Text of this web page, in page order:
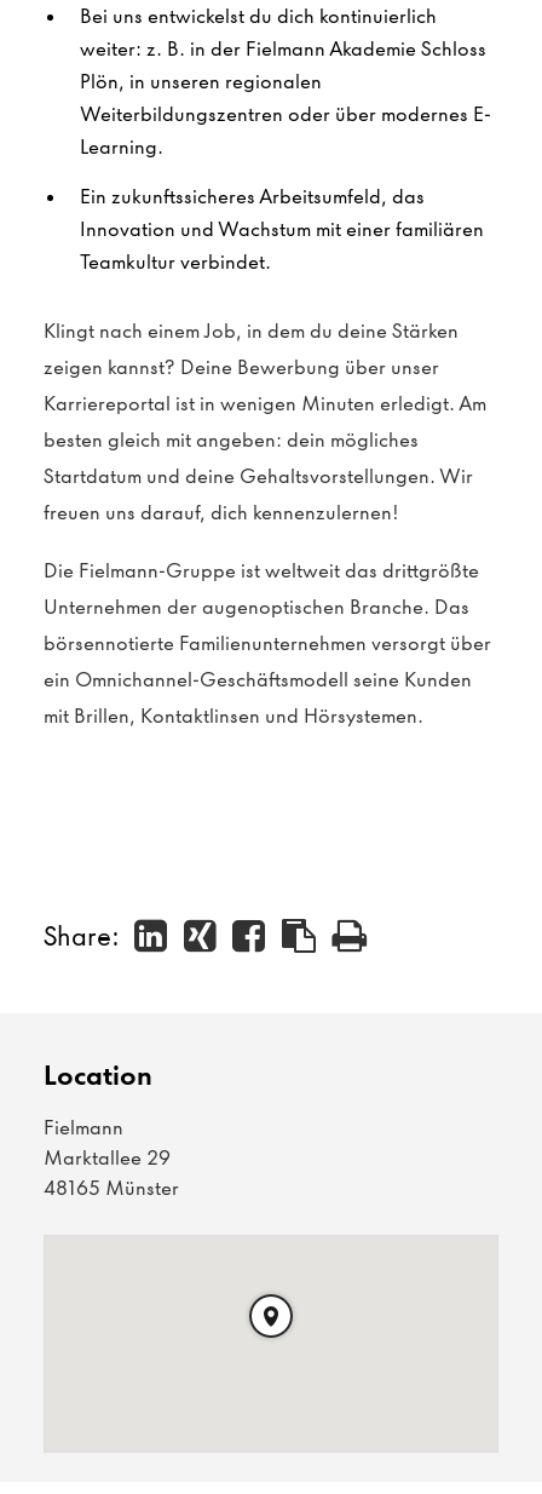
Bei uns entwickelst du dich kontinuierlich
weiter: z. B. in der Fielmann Akademie Schloss
Plön, in unseren regionalen
Weiterbildungszentren oder über modernes E-
Learning.
Ein zukunftssicheres Arbeitsumfeld, das
Innovation und Wachstum mit einer familiären
Teamkultur verbindet.
Klingt nach einem Job, in dem du deine Stärken
zeigen kannst? Deine Bewerbung über unser
Karriereportal ist in wenigen Minuten erledigt. Am
besten gleich mit angeben: dein mögliches
Startdatum und deine Gehaltsvorstellungen. Wir
freuen uns darauf, dich kennenzulernen!
Die Fielmann-Gruppe ist weltweit das drittgrößte
Unternehmen der augenoptischen Branche. Das
börsennotierte Familienunternehmen versorgt über
ein Omnichannel-Geschäftsmodell seine Kunden
mit Brillen, Kontaktlinsen und Hörsystemen.
Share:
Location
Fielmann
Marktallee 29
48165 Münster